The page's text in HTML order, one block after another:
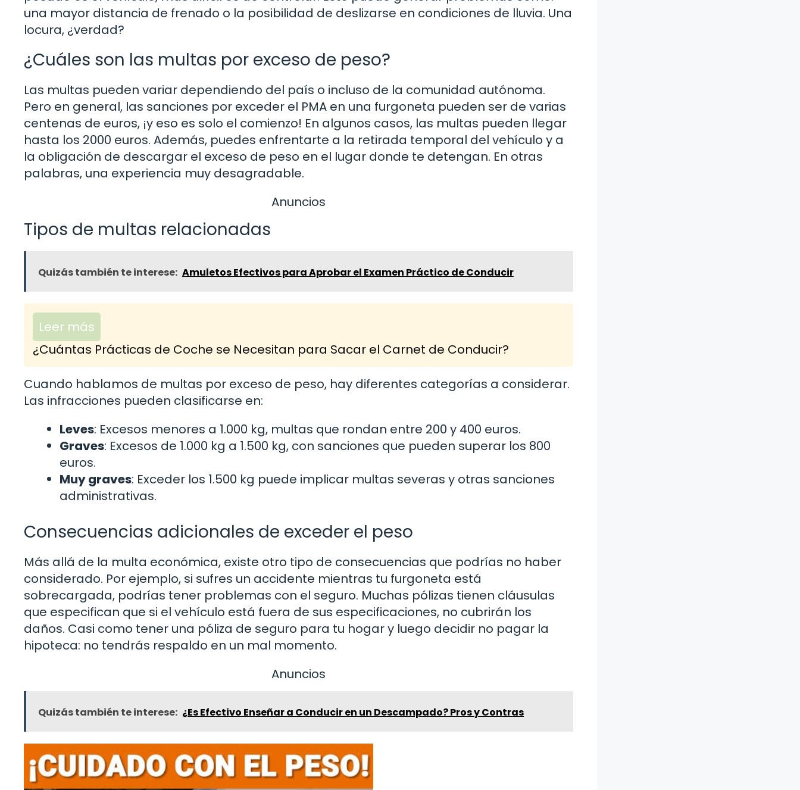
una mayor distancia de frenado o la posibilidad de deslizarse en condiciones de lluvia. Una
locura, ¿verdad?
¿Cuáles son las multas por exceso de peso?
Las multas pueden variar dependiendo del país o incluso de la comunidad autónoma.
Pero en general, las sanciones por exceder el PMA en una furgoneta pueden ser de varias
centenas de euros, ¡y eso es solo el comienzo! En algunos casos, las multas pueden llegar
hasta los 2000 euros. Además, puedes enfrentarte a la retirada temporal del vehículo y a
la obligación de descargar el exceso de peso en el lugar donde te detengan. En otras
palabras, una experiencia muy desagradable.
Anuncios
Tipos de multas relacionadas
Quizás también te interese: Amuletos Efectivos para Aprobar el Examen Práctico de Conducir
Leer más
¿Cuántas Prácticas de Coche se Necesitan para Sacar el Carnet de Conducir?
Cuando hablamos de multas por exceso de peso, hay diferentes categorías a considerar.
Las infracciones pueden clasificarse en:
Leves: Excesos menores a 1.000 kg, multas que rondan entre 200 y 400 euros.
Graves: Excesos de 1.000 kg a 1.500 kg, con sanciones que pueden superar los 800
euros.
Muy graves: Exceder los 1.500 kg puede implicar multas severas y otras sanciones
administrativas.
Consecuencias adicionales de exceder el peso
Más allá de la multa económica, existe otro tipo de consecuencias que podrías no haber
considerado. Por ejemplo, si sufres un accidente mientras tu furgoneta está
sobrecargada, podrías tener problemas con el seguro. Muchas pólizas tienen cláusulas
que especifican que si el vehículo está fuera de sus especificaciones, no cubrirán los
daños. Casi como tener una póliza de seguro para tu hogar y luego decidir no pagar la
hipoteca: no tendrás respaldo en un mal momento.
Anuncios
Quizás también te interese: ¿Es Efectivo Enseñar a Conducir en un Descampado? Pros y Contras